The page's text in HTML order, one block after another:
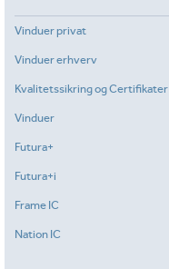
Vinduer privat
Vinduer erhverv
Kvalitetssikring og Certifikater
Vinduer
Futura+
Futura+i
Frame IC
Nation IC